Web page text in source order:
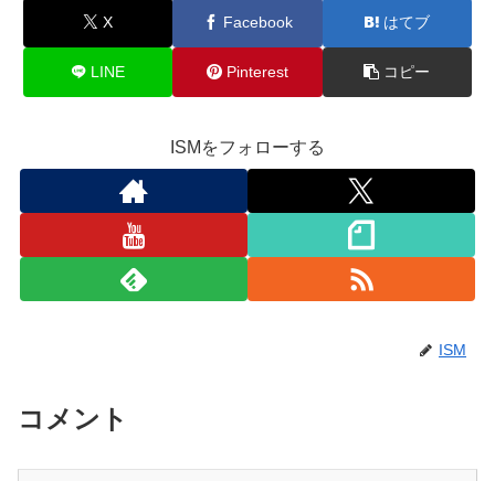
X Facebook はてブ
LINE Pinterest コピー
ISMをフォローする
ISM
コメント